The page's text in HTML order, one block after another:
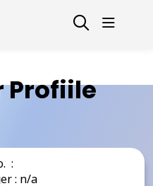
Profiile
:
: n/a